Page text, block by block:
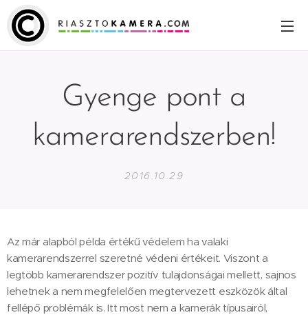
Gyenge pont a
kamerarendszerben!
2016.10.29
Az már alapból példa értékű védelem ha valaki
kamerarendszerrel szeretné védeni értékeit. Viszont a
legtöbb kamerarendszer pozitív tulajdonságai mellett, sajnos
lehetnek a nem megfelelően megtervezett eszközök által
fellépő problémák is. Itt most nem a kamerák típusairól,